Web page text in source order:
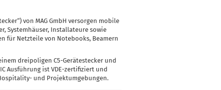
von MAG GmbH versorgen mobile
Systemhäuser, Installateure sowie
für Netzteile von Notebooks, Beamern
dreipoligen C5-Gerätestecker und
Ausführung ist VDE-zertifiziert und
und Projektumgebungen.